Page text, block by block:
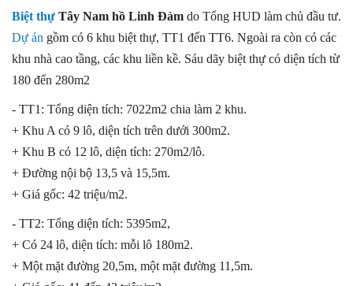
Biệt thự Tây Nam hồ Linh Đàm do Tổng HUD làm chủ đầu tư.
Dự án gồm có 6 khu biệt thự, TT1 đến TT6. Ngoài ra còn có các
khu nhà cao tầng, các khu liền kề. Sáu dãy biệt thự có diện tích từ
180 đến 280m2
- TT1: Tổng diện tích: 7022m2 chia làm 2 khu.
+ Khu A có 9 lô, diện tích trên dưới 300m2.
+ Khu B có 12 lô, diện tích: 270m2/lô.
+ Đường nội bộ 13,5 và 15,5m.
+ Giá gốc: 42 triệu/m2.
- TT2: Tổng diện tích: 5395m2,
+ Có 24 lô, diện tích: mỗi lô 180m2.
+ Một mặt đường 20,5m, một mặt đường 11,5m.